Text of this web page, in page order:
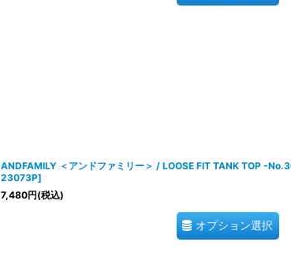
ANDFAMILY ＜アンドファミリー＞ / LOOSE FIT TANK TOP -
23073P]
7,480円(税込)
オプション選択